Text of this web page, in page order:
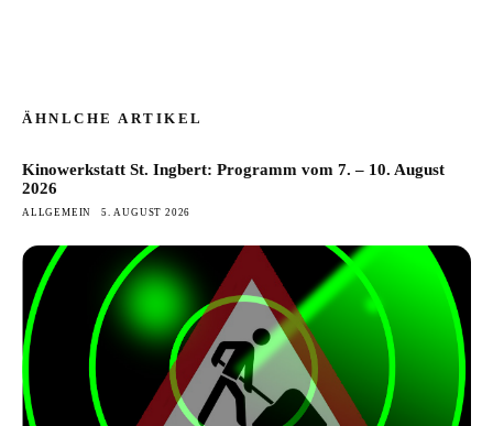
ÄHNLCHE ARTIKEL
Kinowerkstatt St. Ingbert: Programm vom 7. – 10. August
2026
ALLGEMEIN 5. AUGUST 2026